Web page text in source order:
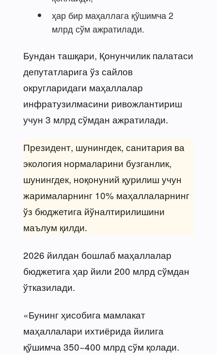
ҳар бир маҳаллага қўшимча 2
млрд сўм ажратилади.
Бундан ташқари, Қонунчилик палатаси
депутатларига ўз сайлов
округларидаги маҳаллалар
инфратузилмасини ривожлантириш
учун 3 млрд сўмдан ажратилади.
Президент, шунингдек, санитария ва
экология нормаларини бузганлик,
шунингдек, ноқонуний қурилиш учун
жарималарнинг 10% маҳаллаларнинг
ўз бюджетига йўналтирилишини
маълум қилди.
2026 йилдан бошлаб маҳаллалар
бюджетига ҳар йили 200 млрд сўмдан
ўтказилади.
«Бунинг ҳисобига мамлакат
маҳаллалари ихтиёрида йилига
қўшимча 350−400 млрд сўм қолади.